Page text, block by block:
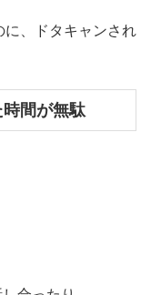
に、ドタキャンされ
間が無駄